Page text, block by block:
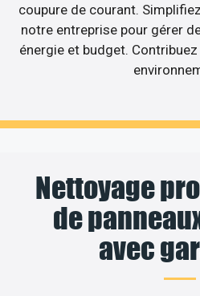
coupure de courant.
notre entreprise pour gérer
énergie et budget.
Nettoyage
de
avec